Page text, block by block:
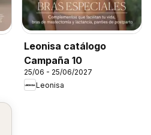
Leonisa catálogo
Campaña 10
25/06 - 25/06/2027
Leonisa